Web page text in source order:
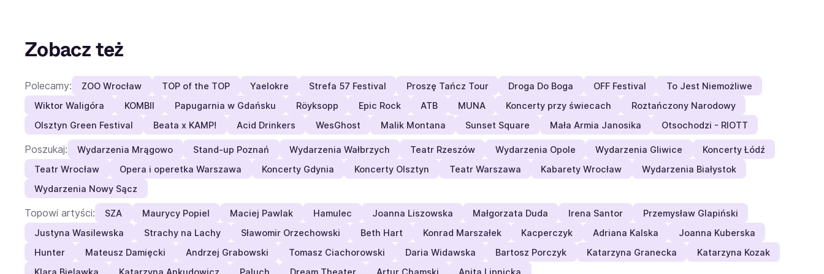
Zobacz też
Polecamy: ZOO Wrocław TOP of the TOP Yaelokre Strefa 57 Festival Proszę Tańcz Tour Droga Do Boga OFF Festival
To Jest Niemożliwe
Wiktor Waligóra
KOMBII Papugarnia w Gdańsku Röyksopp Epic Rock ATB MUNA Koncerty przy świecach
Roztańczony Narodowy
Olsztyn Green Festival
Beata x KAMP! Acid Drinkers WesGhost Malik Montana Sunset Square Mała Armia Janosika Otsochodzi - RIOTT
Poszukaj: Wydarzenia Mrągowo Stand-up Poznań Wydarzenia Wałbrzych Teatr Rzeszów Wydarzenia Opole Wydarzenia Gliwice
Koncerty Łódź
Teatr Wrocław
Opera i operetka Warszawa Koncerty Gdynia Koncerty Olsztyn Teatr Warszawa Kabarety Wrocław
Wydarzenia Białystok
Wydarzenia Nowy Sącz
Topowi artyści: SZA Maurycy Popiel Maciej Pawlak Hamulec Joanna Liszowska Małgorzata Duda Irena Santor
Przemysław Glapiński
Justyna Wasilewska
Strachy na Lachy Sławomir Orzechowski Beth Hart Konrad Marszałek Kacperczyk Adriana Kalska
Joanna Kuberska
Hunter
Mateusz Damięcki Andrzej Grabowski Tomasz Ciachorowski Daria Widawska Bartosz Porczyk Katarzyna Granecka
Katarzyna Kozak
Klara Bielawka
Katarzyna Ankudowicz Paluch Dream Theater Artur Chamski Anita Lipnicka